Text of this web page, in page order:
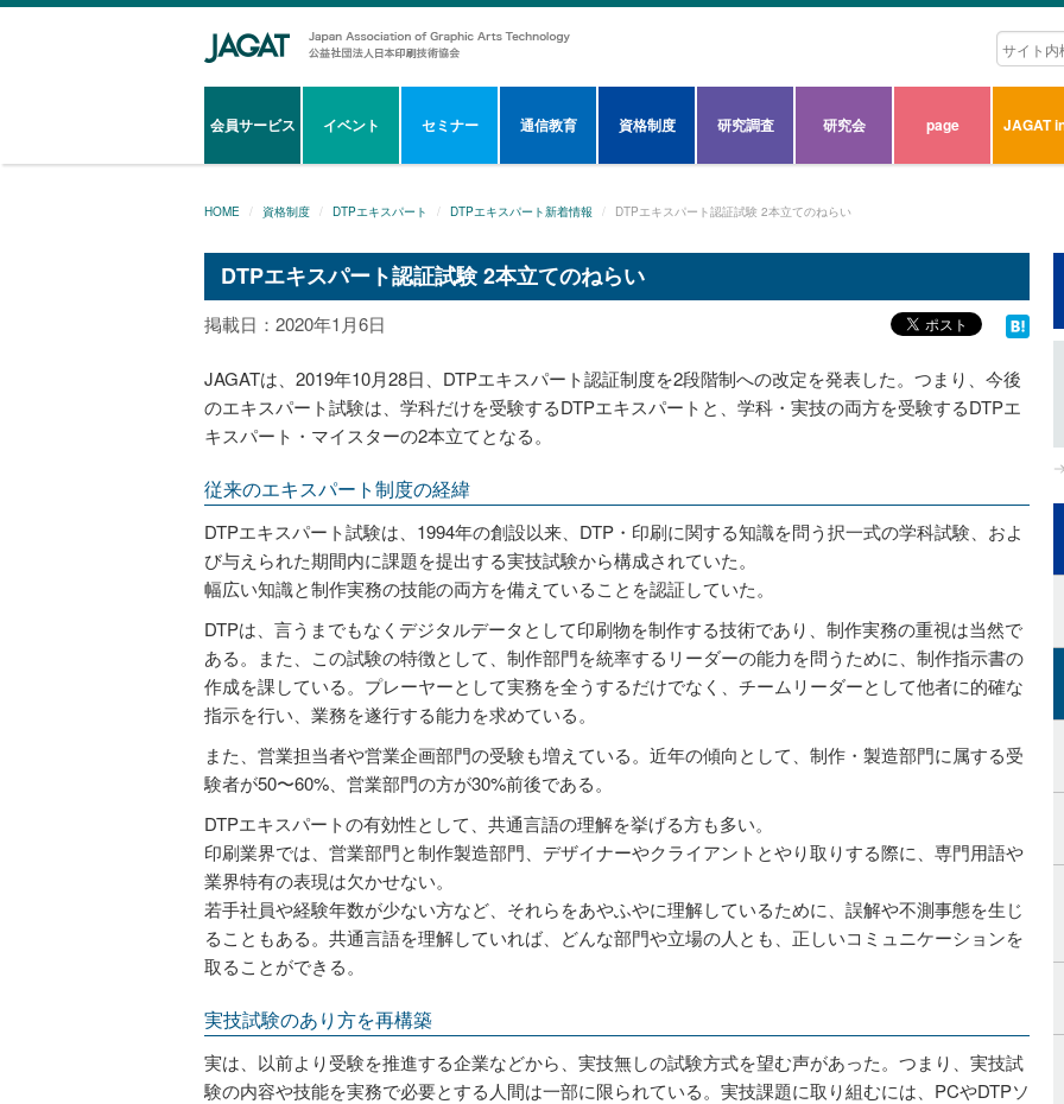
会員サービス イベント セミナー 通信教育 資格制度 研究調査 研究会 page JAGAT
HOME 資格制度 DTPエキスパート DTPエキスパート新着情報 DTPエキスパート認証試験 2本立てのねらい
DTPエキスパート認証試験 2本立てのねらい
掲載日：2020年1月6日
JAGATは、2019年10月28日、DTPエキスパート認証制度を2段階制への改定を発表した。つまり、今後
のエキスパート試験は、学科だけを受験するDTPエキスパートと、学科・実技の両方を受験するDTPエ
キスパート・マイスターの2本立てとなる。
従来のエキスパート制度の経緯
DTPエキスパート試験は、1994年の創設以来、DTP・印刷に関する知識を問う択一式の学科試験、およ
び与えられた期間内に課題を提出する実技試験から構成されていた。
幅広い知識と制作実務の技能の両方を備えていることを認証していた。
DTPは、言うまでもなくデジタルデータとして印刷物を制作する技術であり、制作実務の重視は当然で
ある。また、この試験の特徴として、制作部門を統率するリーダーの能力を問うために、制作指示書の
作成を課している。プレーヤーとして実務を全うするだけでなく、チームリーダーとして他者に的確な
指示を行い、業務を遂行する能力を求めている。
また、営業担当者や営業企画部門の受験も増えている。近年の傾向として、制作・製造部門に属する受
験者が50〜60%、営業部門の方が30%前後である。
DTPエキスパートの有効性として、共通言語の理解を挙げる方も多い。
印刷業界では、営業部門と制作製造部門、デザイナーやクライアントとやり取りする際に、専門用語や
業界特有の表現は欠かせない。
若手社員や経験年数が少ない方など、それらをあやふやに理解しているために、誤解や不測事態を生じ
ることもある。共通言語を理解していれば、どんな部門や立場の人とも、正しいコミュニケーションを
取ることができる。
実技試験のあり方を再構築
実は、以前より受験を推進する企業などから、実技無しの試験方式を望む声があった。つまり、実技試
験の内容や技能を実務で必要とする人間は一部に限られている。実技課題に取り組むには、PCやDTPソ